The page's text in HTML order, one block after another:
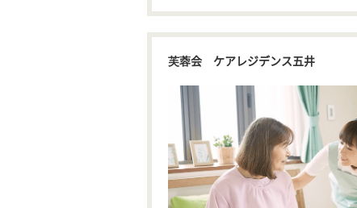
芙蓉会 ケアレジデンス五井